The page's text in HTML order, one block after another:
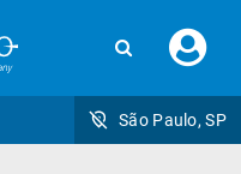
seu
São Paulo, SP